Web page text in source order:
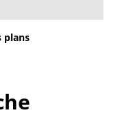
plans